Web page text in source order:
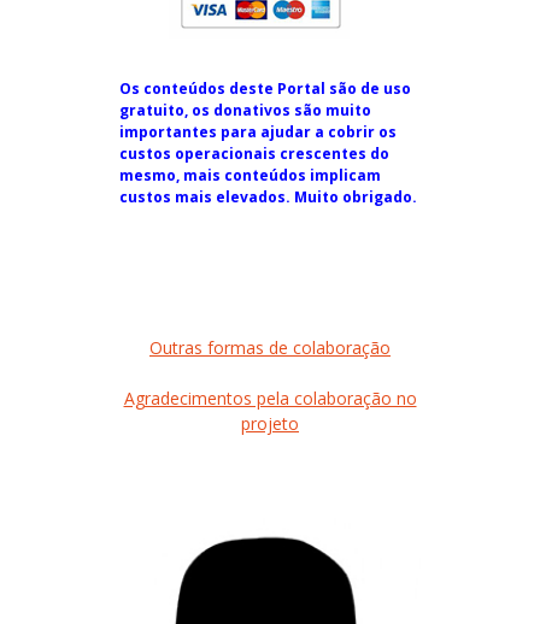
Os conteúdos deste Portal são de uso
gratuito, os donativos são muito
importantes para ajudar a cobrir os
custos operacionais crescentes do
mesmo, mais conteúdos implicam
custos mais elevados. Muito obrigado.
Outras formas de colaboração
Agradecimentos pela colaboração no
projeto